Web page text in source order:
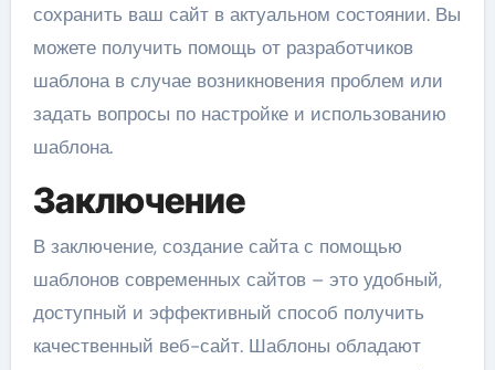
сохранить ваш сайт в актуальном состоянии. Вы
можете получить помощь от разработчиков
шаблона в случае возникновения проблем или
задать вопросы по настройке и использованию
шаблона.
Заключение
В заключение, создание сайта с помощью
шаблонов современных сайтов – это удобный,
доступный и эффективный способ получить
качественный веб-сайт. Шаблоны обладают